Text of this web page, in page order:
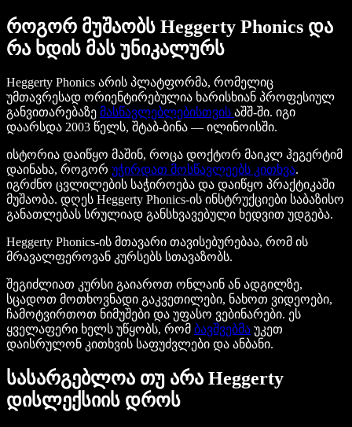
როგორ მუშაობს Heggerty Phonics და
რა ხდის მას უნიკალურს
Heggerty Phonics არის პლატფორმა, რომელიც
უმთავრესად ორიენტირებულია ხარისხიან პროფესიულ
განვითარებაზე მასწავლებლებისთვის აშშ-ში. იგი
დაარსდა 2003 წელს, შტაბ-ბინა — ილინოისში.
ისტორია დაიწყო მაშინ, როცა დოქტორ მაიკლ ჰეგერტიმ
დაინახა, როგორ უჭირდათ მოსწავლეებს კითხვა.
იგრძნო ცვლილების საჭიროება და დაიწყო პრაქტიკაში
მუშაობა. დღეს Heggerty Phonics-ის ინსტრუქციები საბაზისო
განათლებას სრულიად განსხვავებული ხედვით უდგება.
Heggerty Phonics-ის მთავარი თავისებურებაა, რომ ის
მრავალფეროვან კურსებს სთავაზობს.
შეგიძლიათ კურსი გაიაროთ ონლაინ ან ადგილზე,
სცადოთ მოთხოვნადი გაკვეთილები, ნახოთ ვიდეოები,
ჩამოტვირთოთ ნიმუშები და უფასო ვებინარები. ეს
ყველაფერი ხელს უწყობს, რომ ბავშვებმა უკეთ
დაისრულონ კითხვის საფუძვლები და ანბანი.
სასარგებლოა თუ არა Heggerty
დისლექსიის დროს